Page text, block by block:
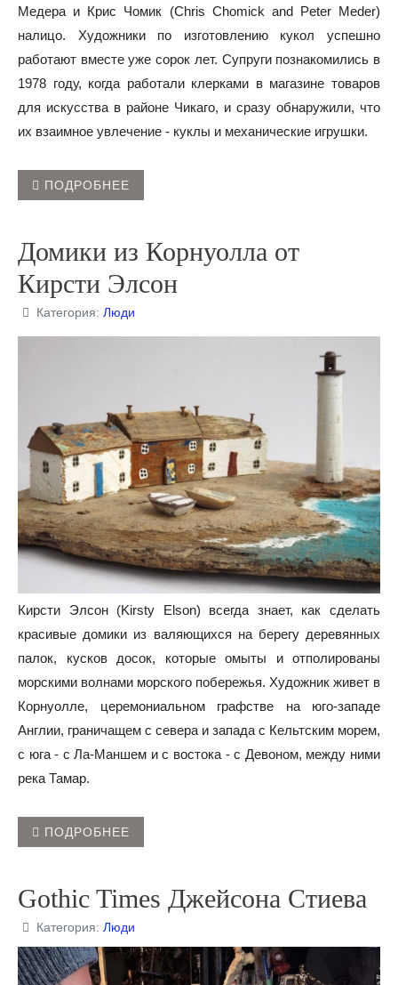
Медера и Крис Чомик (Chris Chomick and Peter Meder)
налицо. Художники по изготовлению кукол успешно
работают вместе уже сорок лет. Супруги познакомились в
1978 году, когда работали клерками в магазине товаров
для искусства в районе Чикаго, и сразу обнаружили, что
их взаимное увлечение - куклы и механические игрушки.
ПОДРОБНЕЕ
Домики из Корнуолла от
Кирсти Элсон
Категория: Люди
Кирсти Элсон (Kirsty Elson) всегда знает, как сделать
красивые домики из валяющихся на берегу деревянных
палок, кусков досок, которые омыты и отполированы
морскими волнами морского побережья. Художник живет в
Корнуолле, церемониальном графстве на юго-западе
Англии, граничащем с севера и запада с Кельтским морем,
с юга - с Ла-Маншем и с востока - с Девоном, между ними
река Тамар.
ПОДРОБНЕЕ
Gothic Times Джейсона Стиева
Категория: Люди